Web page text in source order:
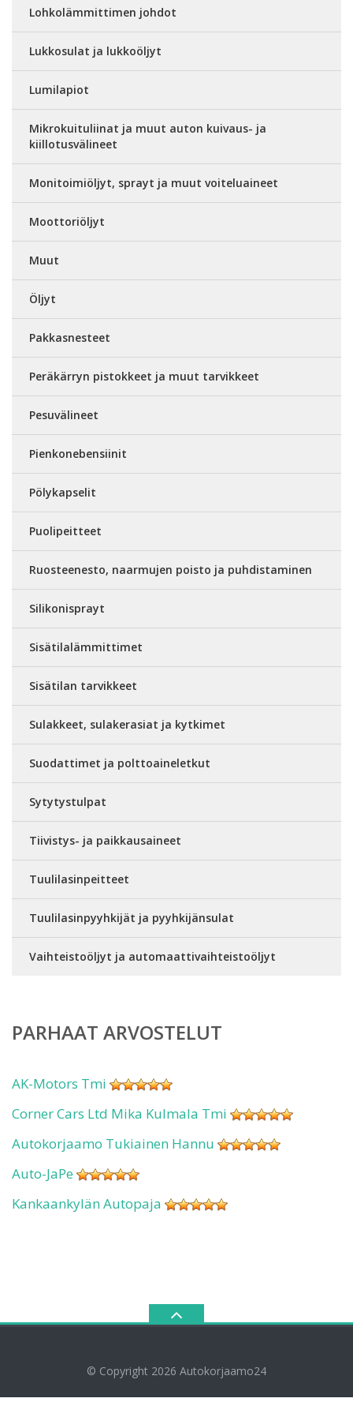
Lohkolämmittimen johdot
Lukkosulat ja lukkoöljyt
Lumilapiot
Mikrokuituliinat ja muut auton kuivaus- ja
kiillotusvälineet
Monitoimiöljyt, sprayt ja muut voiteluaineet
Moottoriöljyt
Muut
Öljyt
Pakkasnesteet
Peräkärryn pistokkeet ja muut tarvikkeet
Pesuvälineet
Pienkonebensiinit
Pölykapselit
Puolipeitteet
Ruosteenesto, naarmujen poisto ja puhdistaminen
Silikonisprayt
Sisätilalämmittimet
Sisätilan tarvikkeet
Sulakkeet, sulakerasiat ja kytkimet
Suodattimet ja polttoaineletkut
Sytytystulpat
Tiivistys- ja paikkausaineet
Tuulilasinpeitteet
Tuulilasinpyyhkijät ja pyyhkijänsulat
Vaihteistoöljyt ja automaattivaihteistoöljyt
PARHAAT ARVOSTELUT
AK-Motors Tmi
Corner Cars Ltd Mika Kulmala Tmi
Autokorjaamo Tukiainen Hannu
Auto-JaPe
Kankaankylän Autopaja
© Copyright 2026 Autokorjaamo24